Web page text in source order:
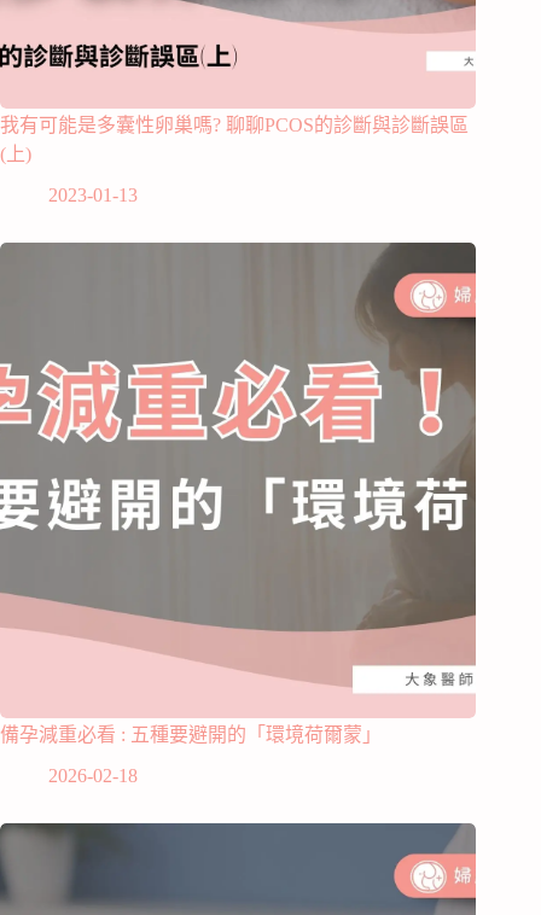
我有可能是多囊性卵巢嗎? 聊聊PCOS的診斷與診斷誤區
(上)
2023-01-13
備孕減重必看 : 五種要避開的「環境荷爾蒙」
2026-02-18